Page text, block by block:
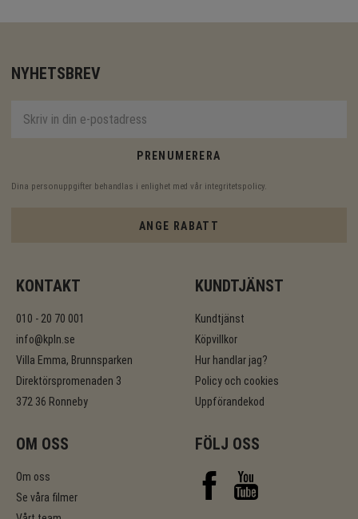
NYHETSBREV
PRENUMERERA
Dina personuppgifter behandlas i enlighet med vår integritetspolicy.
ANGE RABATT
KONTAKT
010 - 20 70 001
info@kpln.se
Villa Emma, Brunnsparken
Direktörspromenaden 3
372 36 Ronneby
KUNDTJÄNST
Kundtjänst
Köpvillkor
Hur handlar jag?
Policy och cookies
Uppförandekod
OM OSS
Om oss
Se våra filmer
FÖLJ OSS